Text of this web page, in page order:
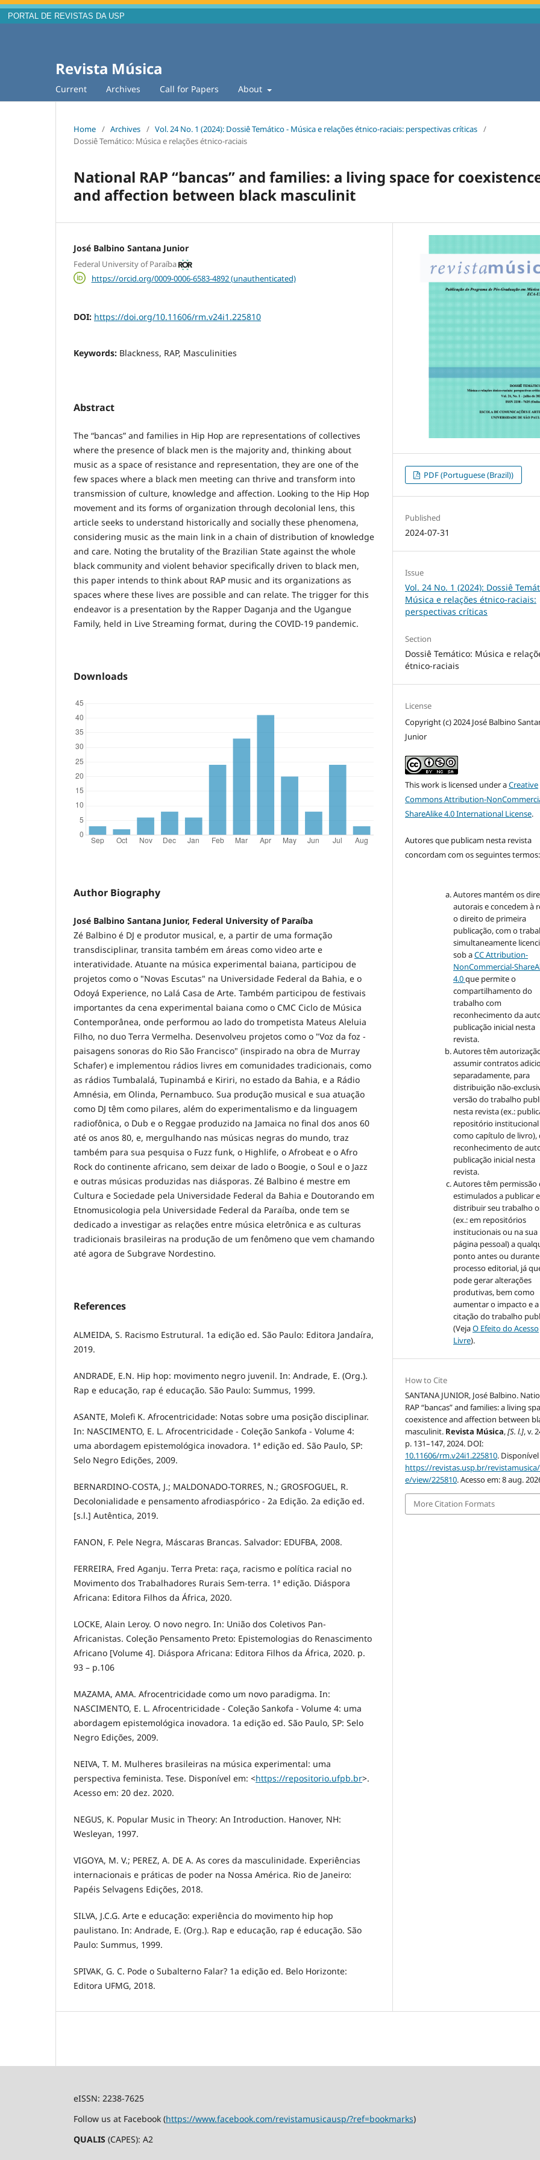
PORTAL DE REVISTAS DA USP
Revista Música
Current Archives Call for Papers About
Home / Archives / Vol. 24 No. 1 (2024): Dossiê Temático - Música e relações étnico-raciais: perspectivas críticas /
Dossiê Temático: Música e relações étnico-raciais
National RAP “bancas” and families: a living space for
and affection between black masculinit
José Balbino Santana Junior
Federal University of Paraíba
https://orcid.org/0009-0006-6583-4892 (unauthenticated)
DOI: https://doi.org/10.11606/rm.v24i1.225810
Keywords: Blackness, RAP, Masculinities
Abstract
The “bancas” and families in Hip Hop are representations of collectives
where the presence of black men is the majority and, thinking about
music as a space of resistance and representation, they are one of the
few spaces where a black men meeting can thrive and transform into
transmission of culture, knowledge and affection. Looking to the Hip Hop
movement and its forms of organization through decolonial lens, this
article seeks to understand historically and socially these phenomena,
considering music as the main link in a chain of distribution of knowledge
and care. Noting the brutality of the Brazilian State against the whole
black community and violent behavior specifically driven to black men,
this paper intends to think about RAP music and its organizations as
spaces where these lives are possible and can relate. The trigger for this
endeavor is a presentation by the Rapper Daganja and the Ugangue
Family, held in Live Streaming format, during the COVID-19 pandemic.
Downloads
Author Biography
José Balbino Santana Junior, Federal University of Paraíba
Zé Balbino é DJ e produtor musical, e, a partir de uma formação
transdisciplinar, transita também em áreas como video arte e
interatividade. Atuante na música experimental baiana, participou de
projetos como o "Novas Escutas" na Universidade Federal da Bahia, e o
Odoyá Experience, no Lalá Casa de Arte. Também participou de festivais
importantes da cena experimental baiana como o CMC Ciclo de Música
Contemporânea, onde performou ao lado do trompetista Mateus Aleluia
Filho, no duo Terra Vermelha. Desenvolveu projetos como o "Voz da foz -
paisagens sonoras do Rio São Francisco" (inspirado na obra de Murray
Schafer) e implementou rádios livres em comunidades tradicionais, como
as rádios Tumbalalá, Tupinambá e Kiriri, no estado da Bahia, e a Rádio
Amnésia, em Olinda, Pernambuco. Sua produção musical e sua atuação
como DJ têm como pilares, além do experimentalismo e da linguagem
radiofônica, o Dub e o Reggae produzido na Jamaica no final dos anos 60
até os anos 80, e, mergulhando nas músicas negras do mundo, traz
também para sua pesquisa o Fuzz funk, o Highlife, o Afrobeat e o Afro
Rock do continente africano, sem deixar de lado o Boogie, o Soul e o Jazz
e outras músicas produzidas nas diásporas. Zé Balbino é mestre em
Cultura e Sociedade pela Universidade Federal da Bahia e Doutorando em
Etnomusicologia pela Universidade Federal da Paraíba, onde tem se
dedicado a investigar as relações entre música eletrônica e as culturas
tradicionais brasileiras na produção de um fenômeno que vem chamando
até agora de Subgrave Nordestino.
References
ALMEIDA, S. Racismo Estrutural. 1a edição ed. São Paulo: Editora Jandaíra,
2019.
ANDRADE, E.N. Hip hop: movimento negro juvenil. In: Andrade, E. (Org.).
Rap e educação, rap é educação. São Paulo: Summus, 1999.
ASANTE, Molefi K. Afrocentricidade: Notas sobre uma posição disciplinar.
In: NASCIMENTO, E. L. Afrocentricidade - Coleção Sankofa - Volume 4:
uma abordagem epistemológica inovadora. 1ª edição ed. São Paulo, SP:
Selo Negro Edições, 2009.
BERNARDINO-COSTA, J.; MALDONADO-TORRES, N.; GROSFOGUEL, R.
Decolonialidade e pensamento afrodiaspórico - 2a Edição. 2a edição ed.
[s.l.] Autêntica, 2019.
FANON, F. Pele Negra, Máscaras Brancas. Salvador: EDUFBA, 2008.
FERREIRA, Fred Aganju. Terra Preta: raça, racismo e política racial no
Movimento dos Trabalhadores Rurais Sem-terra. 1ª edição. Diáspora
Africana: Editora Filhos da África, 2020.
LOCKE, Alain Leroy. O novo negro. In: União dos Coletivos Pan-
Africanistas. Coleção Pensamento Preto: Epistemologias do Renascimento
Africano [Volume 4]. Diáspora Africana: Editora Filhos da África, 2020. p.
93 – p.106
MAZAMA, AMA. Afrocentricidade como um novo paradigma. In:
NASCIMENTO, E. L. Afrocentricidade - Coleção Sankofa - Volume 4: uma
abordagem epistemológica inovadora. 1a edição ed. São Paulo, SP: Selo
Negro Edições, 2009.
NEIVA, T. M. Mulheres brasileiras na música experimental: uma
perspectiva feminista. Tese. Disponível em: <https://repositorio.ufpb.br>.
Acesso em: 20 dez. 2020.
NEGUS, K. Popular Music in Theory: An Introduction. Hanover, NH:
Wesleyan, 1997.
VIGOYA, M. V.; PEREZ, A. DE A. As cores da masculinidade. Experiências
internacionais e práticas de poder na Nossa América. Rio de Janeiro:
Papéis Selvagens Edições, 2018.
SILVA, J.C.G. Arte e educação: experiência do movimento hip hop
paulistano. In: Andrade, E. (Org.). Rap e educação, rap é educação. São
Paulo: Summus, 1999.
SPIVAK, G. C. Pode o Subalterno Falar? 1a edição ed. Belo Horizonte:
Editora UFMG, 2018.
PDF (Portuguese (Brazil))
Published
2024-07-31
Issue
Vol. 24 No. 1 (2024): Dossiê
Música e relações étnico-raciais:
perspectivas críticas
Section
Dossiê Temático: Música e
étnico-raciais
License
Copyright (c) 2024 José Balbino
Junior
This work is licensed under aCreative
Commons Attribution-
ShareAlike 4.0 International License.
Autores que publicam nesta revista
concordam com os seguintes termos:
Autores mantém os
autorais e concedem à
o direito de primeira
publicação, com o
simultaneamente
sob aCC Attribution-
NonCommercial-
4.0que permite o
compartilhamento do
trabalho com
reconhecimento da
publicação inicial nesta
revista.
Autores têm
assumir contratos
separadamente, para
distribuição não-
versão do trabalho
nesta revista (ex.:
repositório institucional
como capítulo de livro),
reconhecimento de
publicação inicial nesta
revista.
Autores têm permissão
estimulados a publicar e
distribuir seu trabalho
(ex.: em repositórios
institucionais ou na sua
página pessoal) a
ponto antes ou
processo editorial, já
pode gerar alterações
produtivas, bem como
aumentar o impacto e a
citação do trabalho
(VejaO Efeito do Acesso
Livre).
How to Cite
SANTANA JUNIOR, José Balbino.
RAP “bancas” and families: a living
coexistence and affection between
masculinit. Revista Música,[S. l.], v.
p. 131–147, 2024. DOI:
10.11606/rm.v24i1.225810.
https://revistas.usp.br/
e/view/225810. Acesso em: 8 aug.
More Citation Formats
eISSN: 2238-7625
Follow us at Facebook (https://www.facebook.com/revistamusicausp/?ref=bookmarks)
QUALIS (CAPES): A2